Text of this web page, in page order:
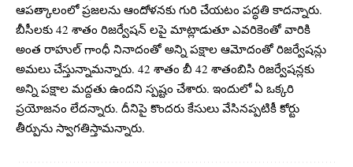
ఆపత్కాలంలో ప్రజలను ఆందోళనకు గురి చేయటం పద్ధతి కాదన్నారు.
బీసీలకు 42 శాతం రిజర్వేషన్ లపై మాట్లాడుతూ ఎవరికెంతో వారికి
అంత రాహుల్ గాంధీ నినాదంతో అన్ని పక్షాల ఆమోదంతో రిజర్వేషన్లు
అమలు చేస్తున్నామన్నారు. 42 శాతం బీ 42 శాతంబిసి రిజర్వేషన్లకు
అన్ని పక్షాల మద్దతు ఉందని స్పష్టం చేశారు. ఇందులో ఏ ఒక్కరి
ప్రయోజనం లేదన్నారు. దీనిపై కొందరు కేసులు వేసినప్పటికీ కోర్టు
తీర్పును స్వాగతిస్తామన్నారు.